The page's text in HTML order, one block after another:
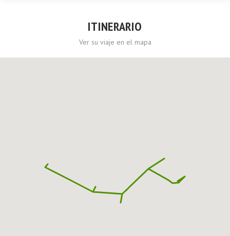
ITINERARIO
Ver su viaje en el mapa